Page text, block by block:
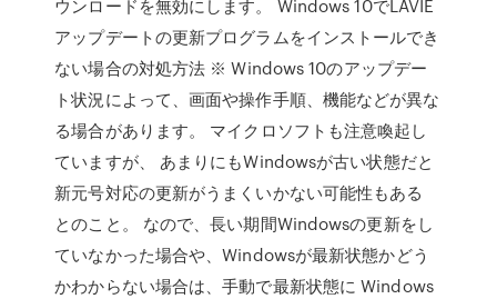
ウンロードを無効にします。 Windows 10でLAVIE
アップデートの更新プログラムをインストールでき
ない場合の対処方法 ※ Windows 10のアップデー
ト状況によって、画面や操作手順、機能などが異な
る場合があります。 マイクロソフトも注意喚起し
ていますが、 あまりにもWindowsが古い状態だと
新元号対応の更新がうまくいかない可能性もある
とのこと。 なので、長い期間Windowsの更新をし
ていなかった場合や、Windowsが最新状態かどう
かわからない場合は、手動で最新状態に Windows